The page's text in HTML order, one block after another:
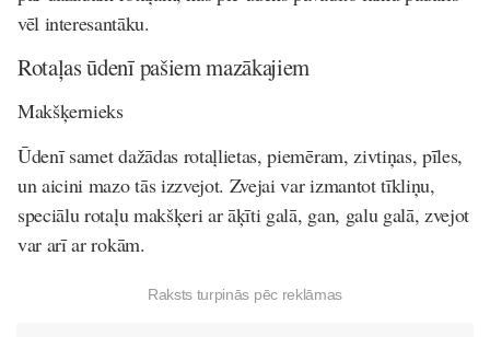
vēl interesantāku.
Rotaļas ūdenī pašiem mazākajiem
Makšķernieks
Ūdenī samet dažādas rotaļlietas, piemēram, zivtiņas, pīles,
un aicini mazo tās izzvejot. Zvejai var izmantot tīkliņu,
speciālu rotaļu makšķeri ar āķīti galā, gan, galu galā, zvejot
var arī ar rokām.
Raksts turpinās pēc reklāmas